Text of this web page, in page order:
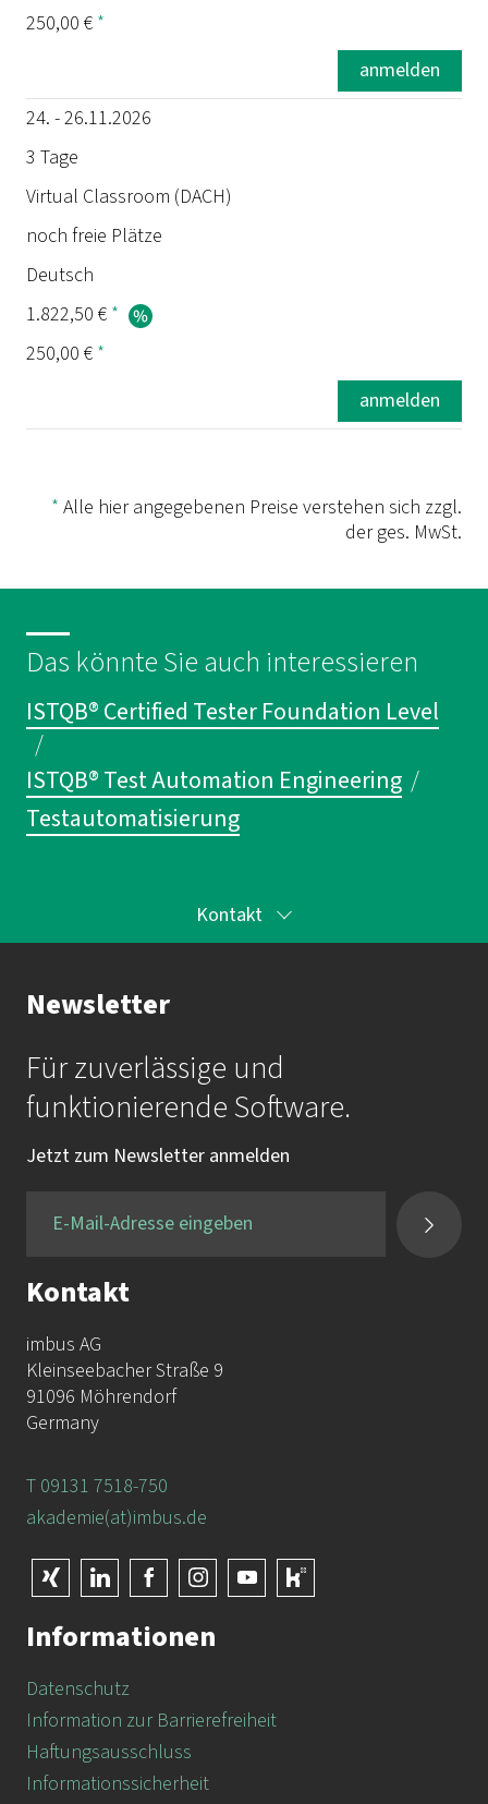
Status
Sprache
Preis
250,00 € *
anmelden
24. - 26.11.2026
3 Tage
Virtual Classroom (DACH)
noch freie Plätze
Deutsch
1.822,50 € *
250,00 € *
anmelden
* Alle hier angegebenen Preise verstehen sich zzgl.
der ges. MwSt.
Das könnte Sie auch interessieren
ISTQB® Certified Tester Foundation Level
/
ISTQB® Test Automation Engineering /
Testautomatisierung
Kontakt
Ihr Kontakt zur Akademie
Frau Katrin Krauß
Mail: akademie@imbus.de
Tel.:
+49 9131 / 7518-750
Newsletter
Für zuverlässige und
funktionierende Software.
Jetzt zum Newsletter anmelden
Kontakt
imbus AG
Kleinseebacher Straße 9
91096 Möhrendorf
Germany
T 09131 7518-750
akademie(at)imbus.de
Informationen
Datenschutz
Information zur Barrierefreiheit
Haftungsausschluss
Informationssicherheit